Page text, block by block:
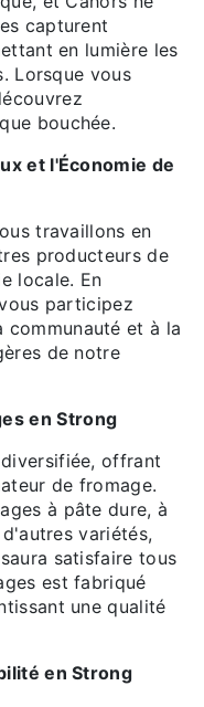
capturent
en lumière les
Lorsque vous
bouchée.
et l'Économie de
travaillons en
producteurs de
locale. En
participez
communauté et à la
de notre
en Strong
offrant
de fromage.
à pâte dure, à
variétés,
satisfaire tous
est fabriqué
une qualité
en Strong